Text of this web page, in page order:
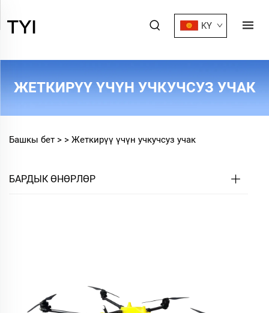
KY
ЖЕТКИРҮҮ ҮЧҮН УЧКУЧСУЗ УЧАК
Башкы бет > > Жеткирүү үчүн учкучсуз учак
БАРДЫК ӨНӨРЛӨР